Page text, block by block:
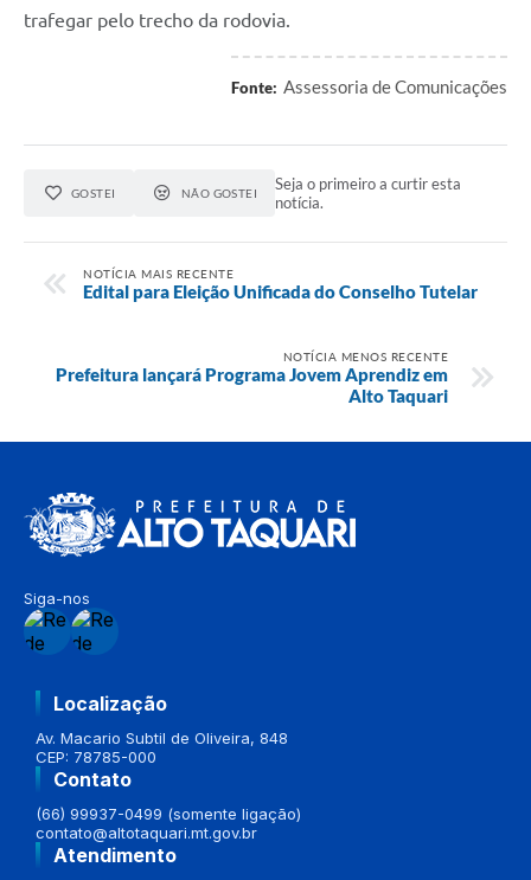
trafegar pelo trecho da rodovia.
Fonte: Assessoria de Comunicações
GOSTEI NÃO GOSTEI
Seja o primeiro a curtir esta
notícia.
NOTÍCIA MAIS RECENTE
Edital para Eleição Unificada do Conselho Tutelar
NOTÍCIA MENOS RECENTE
Prefeitura lançará Programa Jovem Aprendiz em
Alto Taquari
Siga-nos
Localização
Av. Macario Subtil de Oliveira, 848
CEP: 78785-000
Contato
(66) 99937-0499 (somente ligação)
contato@altotaquari.mt.gov.br
Atendimento